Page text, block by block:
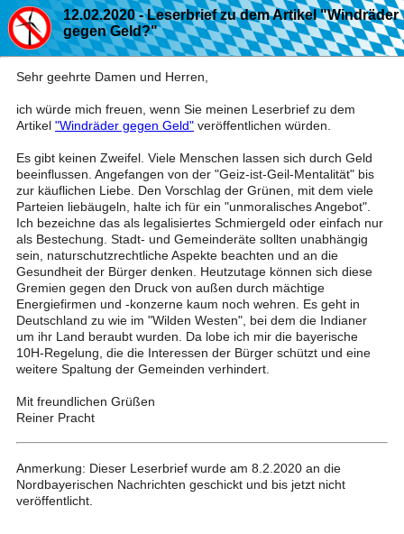
12.02.2020 - Leserbrief zu dem Artikel "Windräder
gegen Geld?"
Sehr geehrte Damen und Herren,
ich würde mich freuen, wenn Sie meinen Leserbrief zu dem
Artikel "Windräder gegen Geld" veröffentlichen würden.
Es gibt keinen Zweifel. Viele Menschen lassen sich durch Geld
beeinflussen. Angefangen von der "Geiz-ist-Geil-Mentalität" bis
zur käuflichen Liebe. Den Vorschlag der Grünen, mit dem viele
Parteien liebäugeln, halte ich für ein "unmoralisches Angebot".
Ich bezeichne das als legalisiertes Schmiergeld oder einfach nur
als Bestechung. Stadt- und Gemeinderäte sollten unabhängig
sein, naturschutzrechtliche Aspekte beachten und an die
Gesundheit der Bürger denken. Heutzutage können sich diese
Gremien gegen den Druck von außen durch mächtige
Energiefirmen und -konzerne kaum noch wehren. Es geht in
Deutschland zu wie im "Wilden Westen", bei dem die Indianer
um ihr Land beraubt wurden. Da lobe ich mir die bayerische
10H-Regelung, die die Interessen der Bürger schützt und eine
weitere Spaltung der Gemeinden verhindert.
Mit freundlichen Grüßen
Reiner Pracht
Anmerkung: Dieser Leserbrief wurde am 8.2.2020 an die
Nordbayerischen Nachrichten geschickt und bis jetzt nicht
veröffentlicht.